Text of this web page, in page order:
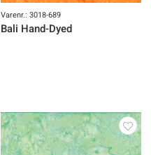
Varenr.: 3018-689
Bali Hand-Dyed